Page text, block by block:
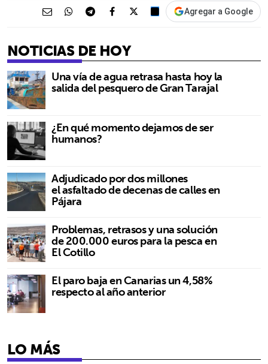
Agregar a Google
NOTICIAS DE HOY
Una vía de agua retrasa hasta hoy la
salida del pesquero de Gran Tarajal
¿En qué momento dejamos de ser
humanos?
Adjudicado por dos millones
el asfaltado de decenas de calles en
Pájara
Problemas, retrasos y una solución
de 200.000 euros para la pesca en
El Cotillo
El paro baja en Canarias un 4,58%
respecto al año anterior
LO MÁS